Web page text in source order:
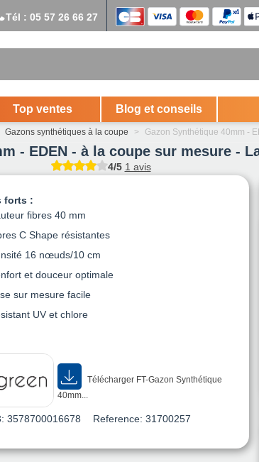
Tél : 05 57 26 66 27
Top ventes Blog et conseils
Gazons synthétiques à la coupe > Gazon Synthétique 40mm -
- EDEN - à la coupe sur mesure -
4/5 1 avis
forts :
fibres 40 mm
C Shape résistantes
16 nœuds/10 cm
et douceur optimale
sur mesure facile
UV et chlore
Télécharger FT-Gazon Synthétique
40mm...
3578700016678 Reference: 31700257